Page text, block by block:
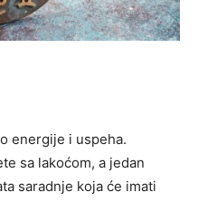
energije i uspeha.
sa lakoćom, a jedan
saradnje koja će imati